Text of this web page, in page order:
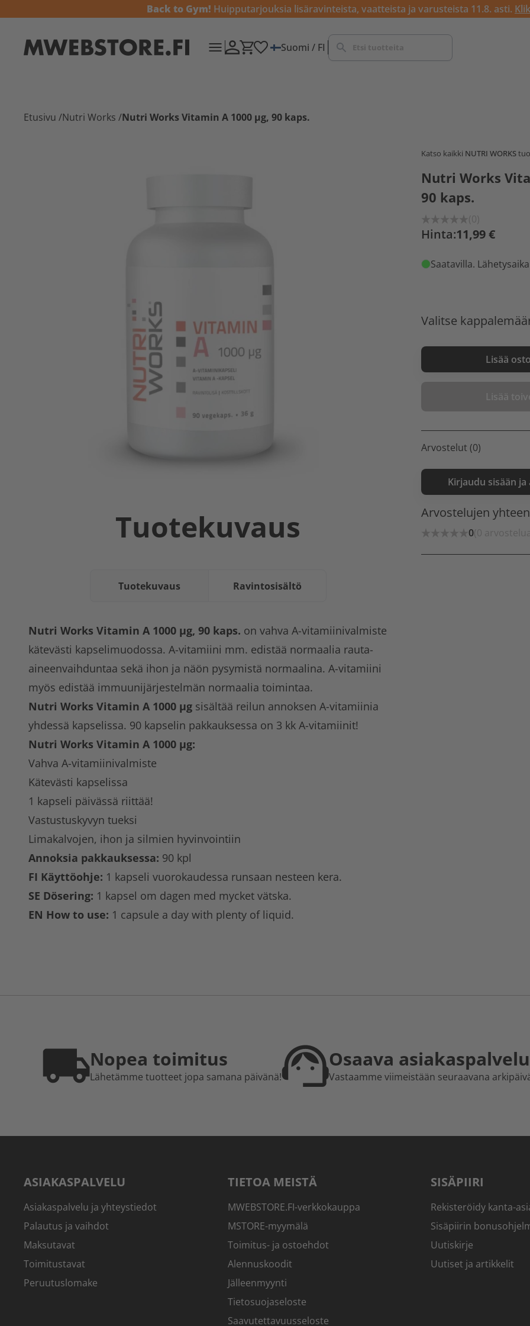
Back to Gym! Huipputarjouksia lisäravinteista, vaatteista ja varusteista 11.8. asti.
Suomi / FI
Etusivu /Nutri Works /Nutri Works Vitamin A 1000 µg, 90 kaps.
Tuotekuvaus
Tuotekuvaus Ravintosisältö
Nutri Works Vitamin A 1000 µg, 90 kaps. on vahva A-vitamiinivalmiste
kätevästi kapselimuodossa. A-vitamiini mm. edistää normaalia rauta-
aineenvaihduntaa sekä ihon ja näön pysymistä normaalina. A-vitamiini
myös edistää immuunijärjestelmän normaalia toimintaa.
Nutri Works Vitamin A 1000 µg sisältää reilun annoksen A-vitamiinia
yhdessä kapselissa. 90 kapselin pakkauksessa on 3 kk A-vitamiinit!
Nutri Works Vitamin A 1000 µg:
Vahva A-vitamiinivalmiste
Kätevästi kapselissa
1 kapseli päivässä riittää!
Vastustuskyvyn tueksi
Limakalvojen, ihon ja silmien hyvinvointiin
Annoksia pakkauksessa: 90 kpl
FI Käyttöohje: 1 kapseli vuorokaudessa runsaan nesteen kera.
SE Dösering: 1 kapsel om dagen med mycket vätska.
EN How to use: 1 capsule a day with plenty of liquid.
Katso kaikki NUTRI WORKS
Nutri Works
90 kaps.
(0)
Hinta:11,99 €
Saatavilla.
Valitse
Lisää
Lisää
Arvostelut (0)
Kirjaudu sisään
Arvostelujen
0(0
Nopea toimitus
Lähetämme tuotteet jopa samana päivänä!
Osaava asiakaspalvelu
Vastaamme viimeistään seuraavana
ASIAKASPALVELU
Asiakaspalvelu ja yhteystiedot
Palautus ja vaihdot
Maksutavat
Toimitustavat
Peruutuslomake
TIETOA MEISTÄ
MWEBSTORE.FI-verkkokauppa
MSTORE-myymälä
Toimitus- ja ostoehdot
Alennuskoodit
Jälleenmyynti
Tietosuojaseloste
Saavutettavuusseloste
SISÄPIIRI
Rekisteröidy kanta-
Sisäpiirin
Uutiskirje
Uutiset ja artikkelit